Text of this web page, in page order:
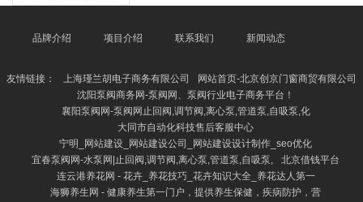
品牌介绍 项目介绍 联系我们 新闻动态
友情链接： 上海瑾兰胡电子商务有限公司
网站首页-北京创京门窗商贸有限公司
沈阳泵阀商务网-泵阀网、泵阀行业电子商务平台！
襄阳泵阀网-泵阀网止回阀,调节阀,离心泵,管道泵,自吸泵,化
大同市自动化科技售后客服中心
宁明_网站建设_网站建设公司_网站建设设计制作_seo优化
宜春泵阀网-水泵网|止回阀,调节阀,离心泵,管道泵,自吸泵,
北京借钱平台
连云港养花网 - 花卉_养花技巧_花卉知识大全_养花达人第一
海狮养生网 - 健康养生第一门户，提供养生保健，疾病防护，营